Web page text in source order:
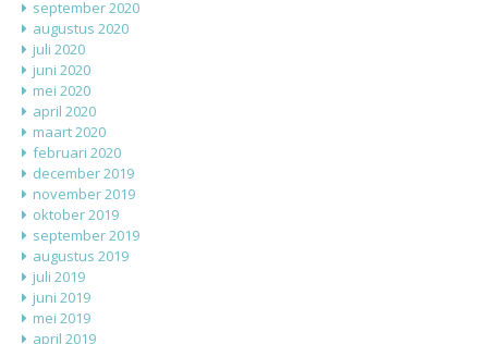
september 2020
augustus 2020
juli 2020
juni 2020
mei 2020
april 2020
maart 2020
februari 2020
december 2019
november 2019
oktober 2019
september 2019
augustus 2019
juli 2019
juni 2019
mei 2019
april 2019